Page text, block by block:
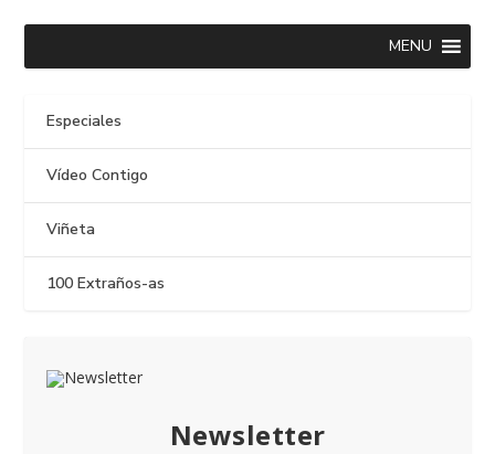
MENU
Especiales
Vídeo Contigo
Viñeta
100 Extraños-as
Newsletter